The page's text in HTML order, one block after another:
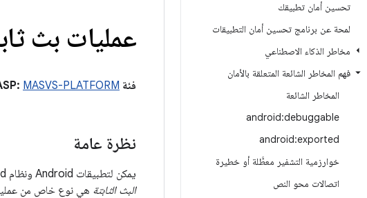
تحسين أمان تطبيقك
لمحة عن برنامج تحسين أمان التطبيقات
مخاطر الذكاء الاصطناعي
فهم المخاطر الشائعة المتعلقة بالأمان
المخاطر الشائعة
android:debuggable
android:exported
خوارزمية التشفير معطَّلة أو خطيرة
اتصالات محو النص
عمليات بث
فئة OWASP: MASVS-PLATFORM: التفاعل مع النظام الأساسي
نظرة عامة
يمكن لتطبيقات Android ونظام Android استخدام عمليات البث كنظام مراسلة لإشعار التطبيقات الأخرى بالأحداث التي قد تهمّها.
البث الثابتة